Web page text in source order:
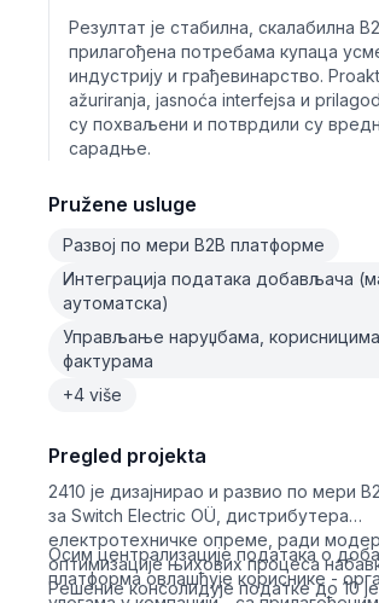
Резултат је стабилна, скалабилна
прилагођена потребама купаца
индустрију и грађевинарство.
ažuriranja, jasnoća interfejsa и
су похваљени и потврдили су
сарадње.
Pružene usluge
Развој по мери B2B платформе
Интеграција података добављача
аутоматска)
Управљање наруџбама,
фактурама
+4 više
Pregled projekta
2410 је дизајнирао и развио по мери
за Switch Electric OÜ, дистрибутера
електротехничке опреме, ради
оптимизације њихових процеса
Решение консолидује податке до 10
Осим централизације података о
платформа овлашћује кориснике -